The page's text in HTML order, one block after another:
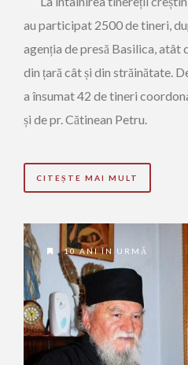
au participat 2500 de tineri,
agenția de presă Basilica,
din țară cât și din străinătate.
a însumat 42 de tineri
și de pr. Cătinean Petru.
CITEȘTE MAI MULT
10 ANI ÎN URMĂ